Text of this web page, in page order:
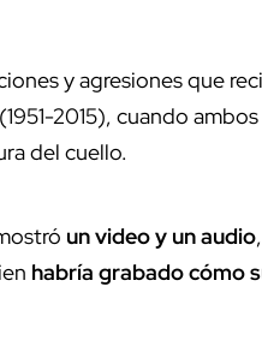
y agresiones que
(1951-2015), cuando
del cuello.
un video y un audio
habría grabado cómo